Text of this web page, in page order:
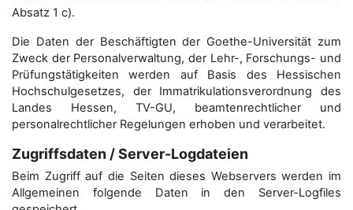
Absatz 1 c).
Die Daten der Beschäftigten der Goethe-Universität zum
Zweck der Personal­verwaltung, der Lehr-, Forschungs- und
Prüfungstätigkeiten werden auf Basis des Hessischen
Hochschulgesetzes, der Immatrikulations­verordnung des
Landes Hessen, TV-GU, beamtenrechtlicher und
personalrechtlicher Regelungen erhoben und verarbeitet.
Zugriffsdaten / Server-Logdateien
Beim Zugriff auf die Seiten dieses Webservers werden im
Allgemeinen folgende Daten in den Server-Logfiles